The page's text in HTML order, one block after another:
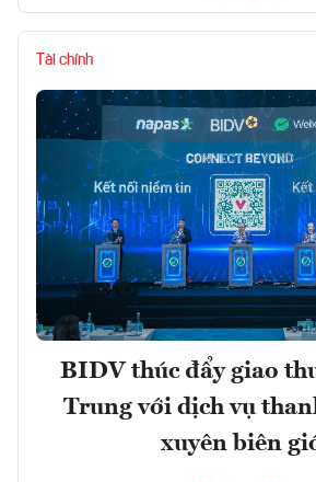
Tài chính
BIDV thúc đẩy giao
Trung với dịch vụ
xuyên biên